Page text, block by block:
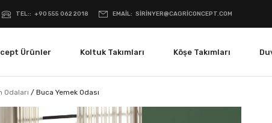
TEL: +90 555 062 2018 EMAIL SIRINYER@CAGRICONCEPT.COM
Ürünler Koltuk Takımları Köşe Takımları
Odaları / Buca Yemek Odası